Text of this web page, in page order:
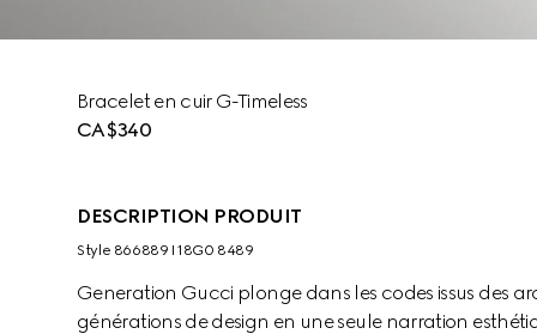
Bracelet en cuir G-Timeless
CA$340
DESCRIPTION PRODUIT
Style ‎866889 I18G0 8489
Generation Gucci plonge dans les codes issus des
générations de design en une seule narration